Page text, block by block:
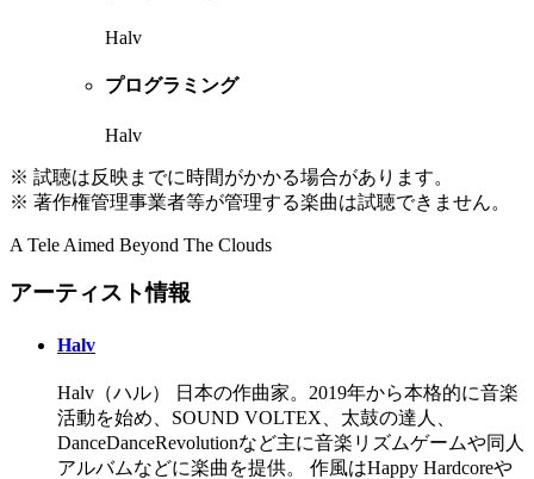
Halv
プログラミング
Halv
※ 試聴は反映までに時間がかかる場合があります。
※ 著作権管理事業者等が管理する楽曲は試聴できません。
A Tele Aimed Beyond The Clouds
アーティスト情報
Halv
Halv（ハル） 日本の作曲家。2019年から本格的に音楽
活動を始め、SOUND VOLTEX、太鼓の達人、
DanceDanceRevolutionなど主に音楽リズムゲームや同人
アルバムなどに楽曲を提供。 作風はHappy Hardcoreや